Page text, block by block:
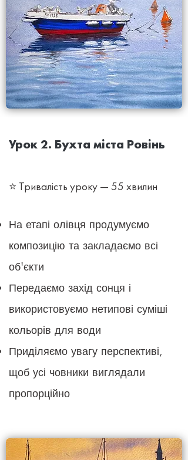
Урок 2. Бухта міста Ровінь
⭐ Тривалість уроку — 55 хвилин
На етапі олівця продумуємо
композицію та закладаємо всі
об'єкти
Передаємо захід сонця і
використовуємо нетипові суміші
кольорів для води
Приділяємо увагу перспективі,
щоб усі човники виглядали
пропорційно